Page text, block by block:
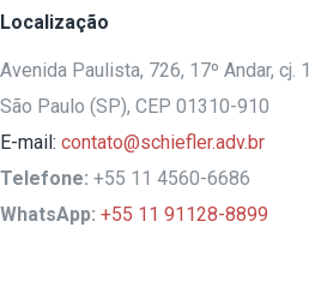
Localização
Avenida Paulista, 726, 17º Andar, cj.
São Paulo (SP), CEP 01310-910
E-mail: contato@schiefler.adv.br
Telefone: +55 11 4560-6686
WhatsApp: +55 11 91128-8899